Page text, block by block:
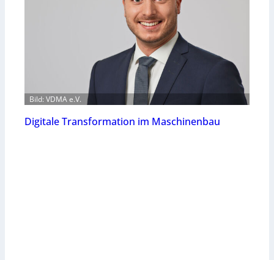
Bild: VDMA e.V.
Digitale Transformation im Maschinenbau